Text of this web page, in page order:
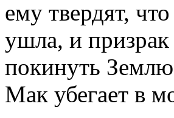
ему твердят,
ушла, и
покинуть
Мак убегает в